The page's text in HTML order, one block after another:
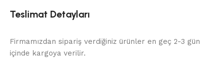
Teslimat Detayları
Firmamızdan sipariş verdiğiniz ürünler en geç 2-3 gün
içinde kargoya verilir.